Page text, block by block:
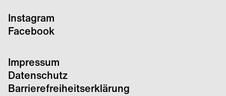
Instagram
Facebook
Impressum
Datenschutz
Barrierefreiheitserklärung